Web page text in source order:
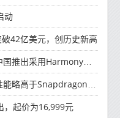
动
42亿美元，创历史新高
2.0的智能家居产品
高于Snapdragon 765G
，起价为16,999元